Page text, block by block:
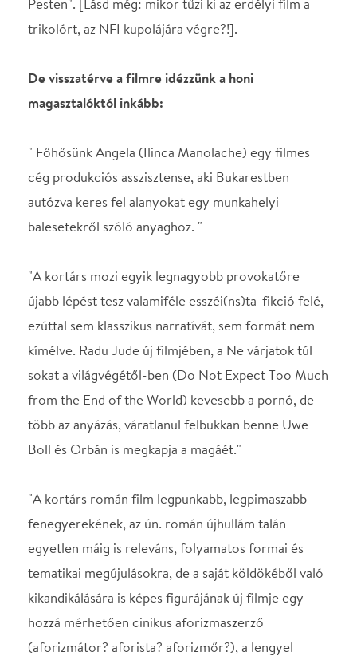
"A kortárs mozi egyik legnagyobb provokatőre
újabb lépést tesz valamiféle esszéi(ns)ta-fikció felé,
kímélve. Radu Jude új filmjében, a Ne várjatok túl
from the End of the World) kevesebb a pornó, de
Boll és Orbán is megkapja a magáét."
"A kortárs román film legpunkabb, legpimaszabb
fenegyerekének, az ún. román újhullám talán
egyetlen máig is releváns, folyamatos formai és
kikandikálására is képes figurájának új filmje egy
hozzá mérhetően cinikus aforizmaszerző
(aforizmátor? aforista? aforizmőr?), a lengyel
Stanisław Jerzy Lec egyik egysorosát idézi meg: Ne
eltérően Jude filmjétől joggal várhatunk sokat."
Mondtam, hogy nem mi találtuk ki ezeket az eposzi
jelzőket!
Vetítési rend:
19.15 - Függöny fel
Nu aştepta prea mult de la sfârşitul lumii / NE
VÁRJATOK TÚL SOKAT A VILÁGVÉGÉTŐL
(román filmszatíra, feliratos, eredeti nyelven, 163',
2023)